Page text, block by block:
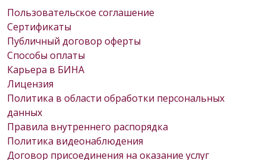
Пользовательское соглашение
Сертификаты
Публичный договор оферты
Способы оплаты
Карьера в БИНА
Лицензия
Политика в области обработки персональных
данных
Правила внутреннего распорядка
Политика видеонаблюдения
Договор присоединения на оказание услуг